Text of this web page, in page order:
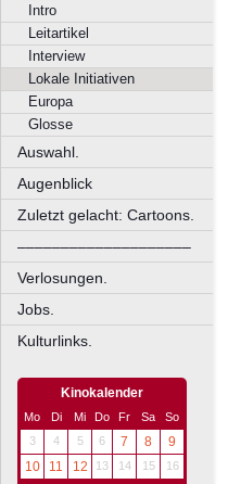
Intro
Leitartikel
Interview
Lokale Initiativen
Europa
Glosse
Auswahl.
Augenblick
Zuletzt gelacht: Cartoons.
––––––––––––––––––––
Verlosungen.
Jobs.
Kulturlinks.
Kinokalender
Mo Di Mi Do Fr Sa
So
3
4 5 6 7 8
9
10
11 12 13 14 15 16